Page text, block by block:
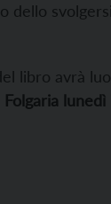
dello
libro avrà
Folgaria lunedì